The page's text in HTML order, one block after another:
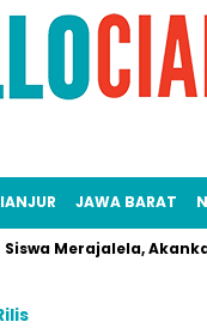
JAWA BARAT
Akankah